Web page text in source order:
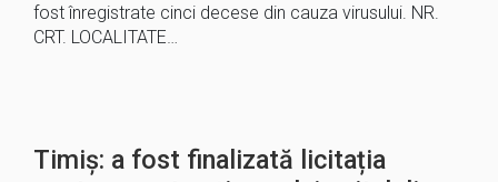
fost înregistrate cinci decese din cauza virusului. NR.
CRT. LOCALITATE…
Timiș: a fost finalizată licitația